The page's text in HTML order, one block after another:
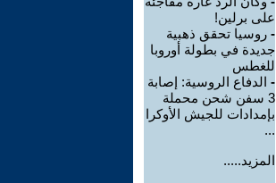
على برلين!
- روسيا تحقق ذهبية
جديدة في بطولة أوروبا
للغطس
- الدفاع الروسية: إصابة
3 سفن شحن محملة
بإمدادات للجيش الأوكرا
...
المزيد.....